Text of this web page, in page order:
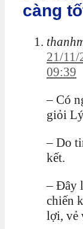
càng
21/11/
09:39
– Có
giỏi
– Do
kết.
– Đây
chiến
lợi, vẻ